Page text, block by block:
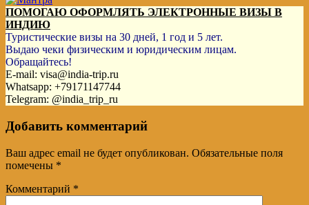
ПОМОГАЮ ОФОРМЛЯТЬ ЭЛЕКТРОННЫЕ ВИЗЫ В
ИНДИЮ
Туристические визы на 30 дней, 1 год и 5 лет.
Выдаю чеки физическим и юридическим лицам.
Обращайтесь!
E-mail: visa@india-trip.ru
Whatsapp: +79171147744
Telegram: @india_trip_ru
Добавить комментарий
Ваш адрес email не будет опубликован. Обязательные поля
помечены *
Комментарий *